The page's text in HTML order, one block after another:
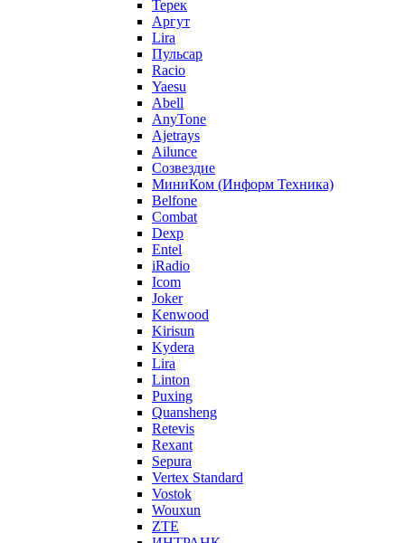
Терек
Аргут
Lira
Пульсар
Racio
Yaesu
Abell
AnyTone
Ajetrays
Ailunce
Созвездие
МиниКом (Информ Техника)
Belfone
Combat
Dexp
Entel
iRadio
Icom
Joker
Kenwood
Kirisun
Kydera
Lira
Linton
Puxing
Quansheng
Retevis
Rexant
Sepura
Vertex Standard
Vostok
Wouxun
ZTE